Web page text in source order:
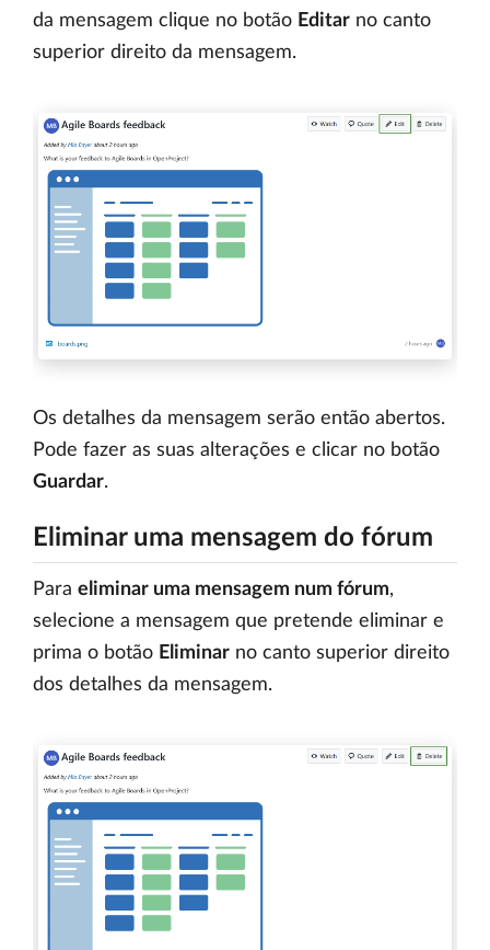
da mensagem clique no botão Editar no canto
superior direito da mensagem.
Os detalhes da mensagem serão então abertos.
Pode fazer as suas alterações e clicar no botão
Guardar.
Eliminar uma mensagem do fórum
Para eliminar uma mensagem num fórum,
selecione a mensagem que pretende eliminar e
prima o botão Eliminar no canto superior direito
dos detalhes da mensagem.